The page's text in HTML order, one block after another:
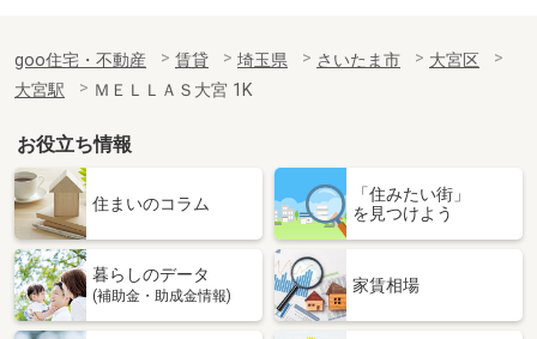
goo住宅・不動産 賃貸 埼玉県 さいたま市
大宮区
大宮駅
ＭＥＬＬＡＳ大宮 1K
お役立ち情報
住まいのコラム
「住みたい街」
を見つけよう
暮らしのデータ
(補助金・助成金情報)
家賃相場